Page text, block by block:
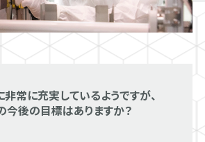
常に充実しているようですが、
今後の目標はありますか？